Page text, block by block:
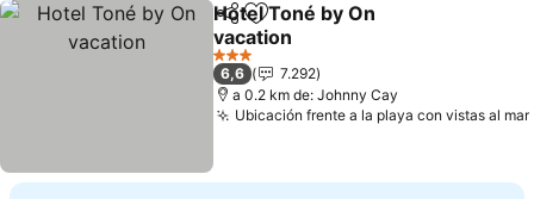
CompartirAgregar a favoritos
Hotel Toné by On
vacation
Ver precios
3 Estrellas
6,6
7.292
a 0.2 km de: Johnny Cay
Ubicación frente a la playa con vistas al mar